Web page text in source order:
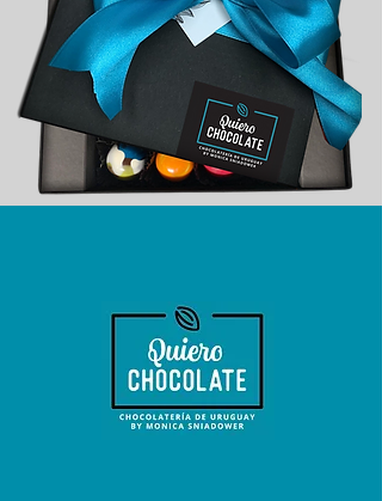
encantados de mantenerte informado sobre
todas nuestras ofertas y promociones.
¡No te pierdas la oportunidad de disfrutar de